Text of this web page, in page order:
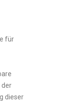
für
der
dieser